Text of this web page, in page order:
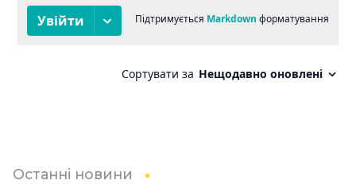
Останні новини